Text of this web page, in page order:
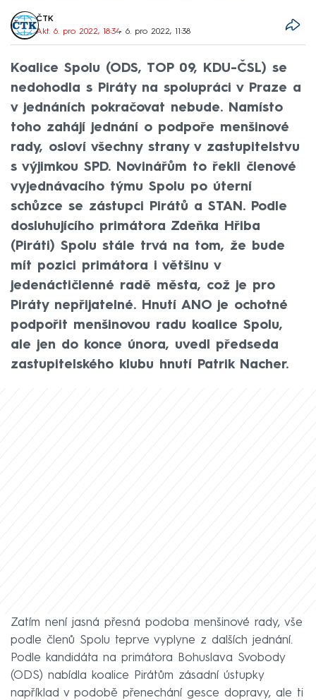
ČTK
Akt. 6. pro 2022, 18:34• 6. pro 2022, 11:38
Koalice Spolu (ODS, TOP 09, KDU-ČSL) se
nedohodla s Piráty na spolupráci v Praze a
v jednáních pokračovat nebude. Namísto
toho zahájí jednání o podpoře menšinové
rady, osloví všechny strany v zastupitelstvu
s výjimkou SPD. Novinářům to řekli členové
vyjednávacího týmu Spolu po úterní
schůzce se zástupci Pirátů a STAN. Podle
dosluhujícího primátora Zdeňka Hřiba
(Piráti) Spolu stále trvá na tom, že bude
mít pozici primátora i většinu v
jedenáctičlenné radě města, což je pro
Piráty nepřijatelné. Hnutí ANO je ochotné
podpořit menšinovou radu koalice Spolu,
ale jen do konce února, uvedl předseda
zastupitelského klubu hnutí Patrik Nacher.
Zatím není jasná přesná podoba menšinové rady, vše
podle členů Spolu teprve vyplyne z dalších jednání.
Podle kandidáta na primátora Bohuslava Svobody
(ODS) nabídla koalice Pirátům zásadní ústupky
například v podobě přenechání gesce dopravy, ale ti